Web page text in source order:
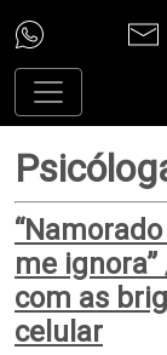
me
com as
celular